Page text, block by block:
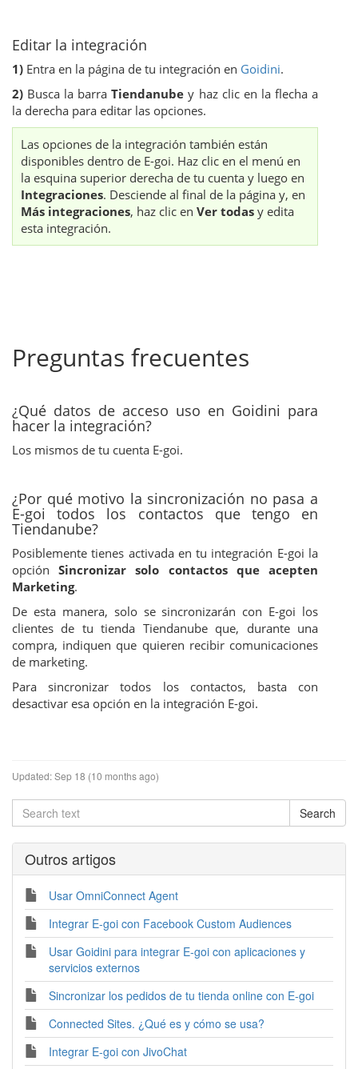
Editar la integración
1) Entra en la página de tu integración en Goidini.
2) Busca la barraTiendanubey haz clic en la flecha a
la derecha para editar las opciones.
Las opciones de la integración también están
disponibles dentro de E-goi. Haz clic en el menú en
la esquina superior derecha de tu cuenta y luego en
Integraciones. Desciende al final de la página y, en
Más integraciones, haz clic en Ver todas y edita
esta integración.
Preguntas frecuentes
¿Qué datos de acceso uso en Goidini para
hacer la integración?
Los mismos de tu cuenta E-goi.
¿Por qué motivo la sincronización no pasa a
E-goi todos los contactos que tengo en
Tiendanube?
Posiblemente tienes activada en tu integración E-goi la
opciónSincronizar solo contactos que acepten
Marketing.
De esta manera, solo se sincronizarán con E-goi los
clientes de tu tienda Tiendanube que, durante una
compra, indiquen que quieren recibir comunicaciones
de marketing.
Para sincronizar todos los contactos, basta con
desactivar esa opción en la integración E-goi.
Updated:Sep 18 (10 months ago)
Outros artigos
Usar OmniConnect Agent
Integrar E-goi con Facebook Custom Audiences
Usar Goidini para integrar E-goi con aplicaciones y
servicios externos
Sincronizar los pedidos de tu tienda online con E-goi
Connected Sites. ¿Qué es y cómo se usa?
Integrar E-goi con JivoChat